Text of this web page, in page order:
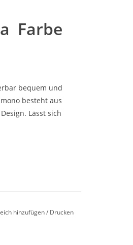
Farbe
bequem und
besteht aus
Lässt sich
hinzufügen/ Drucken